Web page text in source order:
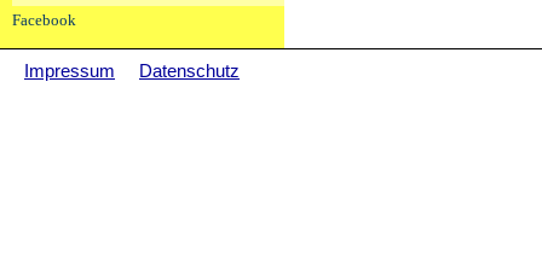
Facebook
Impressum Datenschutz